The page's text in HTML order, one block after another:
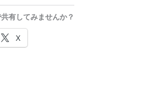
有してみませんか？
X